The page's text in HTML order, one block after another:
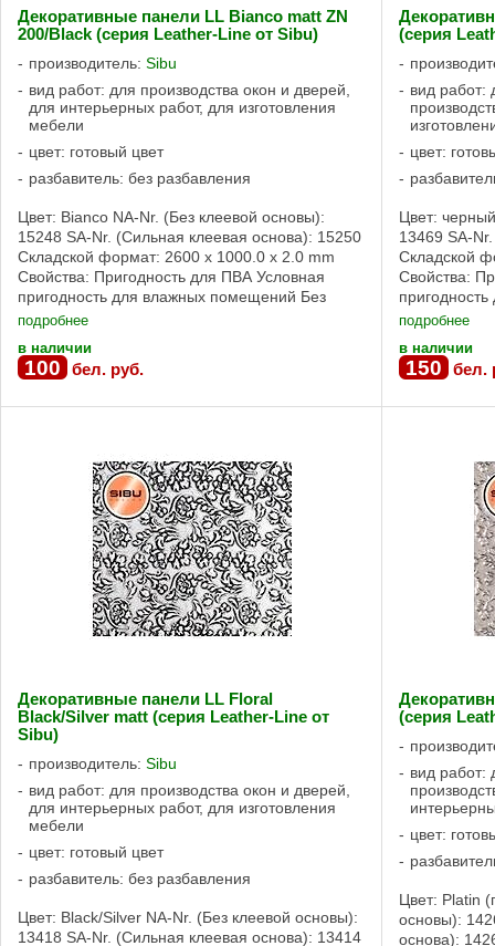
Декоративные панели LL Bianco matt ZN
200/Black (серия Leather-Line от Sibu)
производитель: Sibu
вид работ: для производства окон и дверей,
для интерьерных работ, для изготовления
мебели
цвет: готовый цвет
разбавитель: без разбавления
Цвет: Bianco NA-Nr. (Без клеевой основы):
15248 SA-Nr. (Сильная клеевая основа): 15250
Складской формат: 2600 x 1000.0 x 2.0 mm
Свойства: Пригодность для ПВА Условная
пригодность для влажных помещений Без
клеевой основы, Сильная клеевая основа ...
подробнее
в наличии
100 бел. руб.
(серия
вид работ:
цвет:
Цвет:
13469 SA-
Складской
Свойства:
клеевой
подробнее
в наличии
150 бел.
Декоративные панели LL Floral
Black/Silver matt (серия Leather-Line от
Sibu)
производитель: Sibu
вид работ: для производства окон и дверей,
для интерьерных работ, для изготовления
мебели
цвет: готовый цвет
разбавитель: без разбавления
Цвет: Black/Silver NA-Nr. (Без клеевой основы):
13418 SA-Nr. (Сильная клеевая основа): 13414
(серия
вид работ:
цвет:
Цвет: Platin
основы):
основа):